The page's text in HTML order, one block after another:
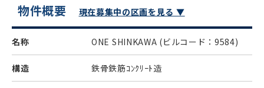
物件概要 現在募集中の区画を見る ▼
名称 ONE SHINKAWA (ビルコード：9584)
構造 鉄骨鉄筋ｺﾝｸﾘｰﾄ造